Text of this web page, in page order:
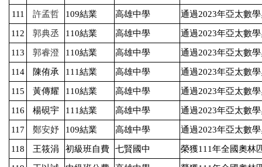
111 許孟哲 109結業 高雄中學 通過2023年亞太數
112 郭典丞 110結業 高雄中學 通過2023年亞太數
113 郭睿澄 110結業 高雄中學 通過2023年亞太數
114 陳侑承 111結業 高雄中學 通過2023年亞太數
115 黃傳耀 110結業 高雄中學 通過2023年亞太數
116 楊硯宇 111結業 高雄中學 通過2023年亞太數
117 鄭安妤 109結業 高雄中學 通過2023年亞太數
118 王筱涓 初級班自費 七賢國中 榮獲111年全國奧林